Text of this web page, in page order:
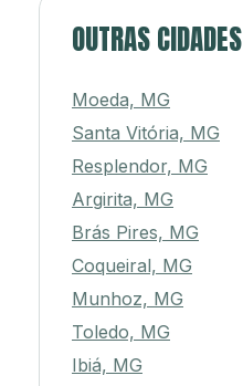
OUTRAS
Moeda, MG
Santa Vitória, MG
Resplendor, MG
Argirita, MG
Brás Pires, MG
Coqueiral, MG
Munhoz, MG
Toledo, MG
Ibiá, MG